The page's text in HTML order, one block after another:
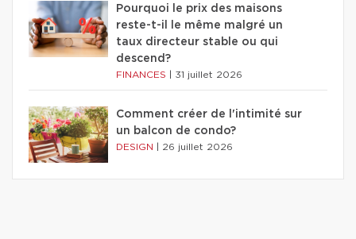
Pourquoi le prix des maisons
reste-t-il le même malgré un
taux directeur stable ou qui
descend?
FINANCES 31 juillet 2026
Comment créer de l'intimité sur
un balcon de condo?
DESIGN 26 juillet 2026